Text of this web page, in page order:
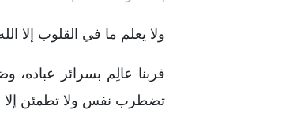
ولا يعلم ما في القلوب إلا
فربنا عالِم بسرائر عباده،
تضطرب نفس ولا تطمئن إلا